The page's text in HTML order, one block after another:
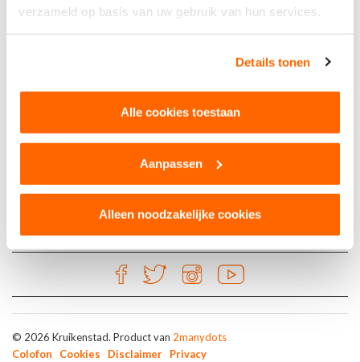
verzameld op basis van uw gebruik van hun services.
Details tonen
Alle cookies toestaan
Aanpassen
Alleen noodzakelijke cookies
Rosalie
5038 CN Tilburg
© 2026 Kruikenstad. Product van 2manydots
Colofon
Cookies Disclaimer Privacy